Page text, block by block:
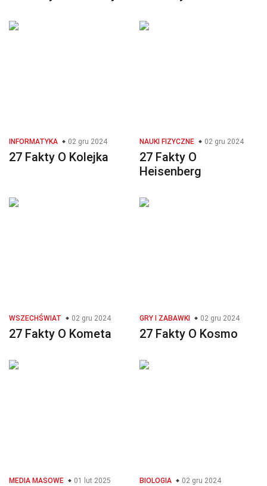
INFORMATYKA 02 gru 2024
27 Fakty O Kolejka
NAUKI FIZYCZNE 02 gru 2024
27 Fakty O
Heisenberg
WSZECHŚWIAT 02 gru 2024
27 Fakty O Kometa
GRY I ZABAWKI 02 gru 2024
27 Fakty O Kosmo
MEDIA MASOWE 01 lut 2025 BIOLOGIA 02 gru 2024